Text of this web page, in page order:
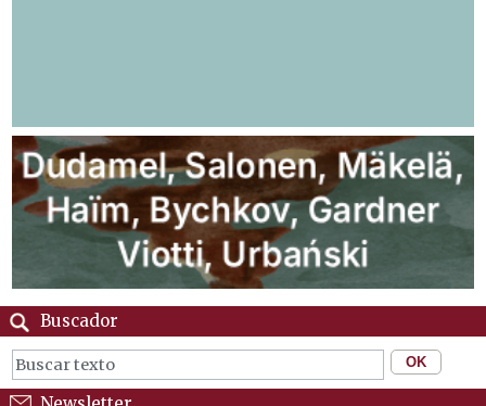
Buscador